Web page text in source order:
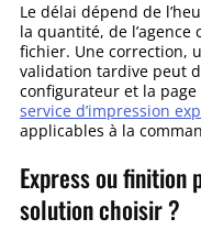
Le délai dépend de
la quantité, de
fichier. Une correction,
validation tardive peut
configurateur et la page
service d’impression
applicables à la
Express ou finition
solution choisir ?